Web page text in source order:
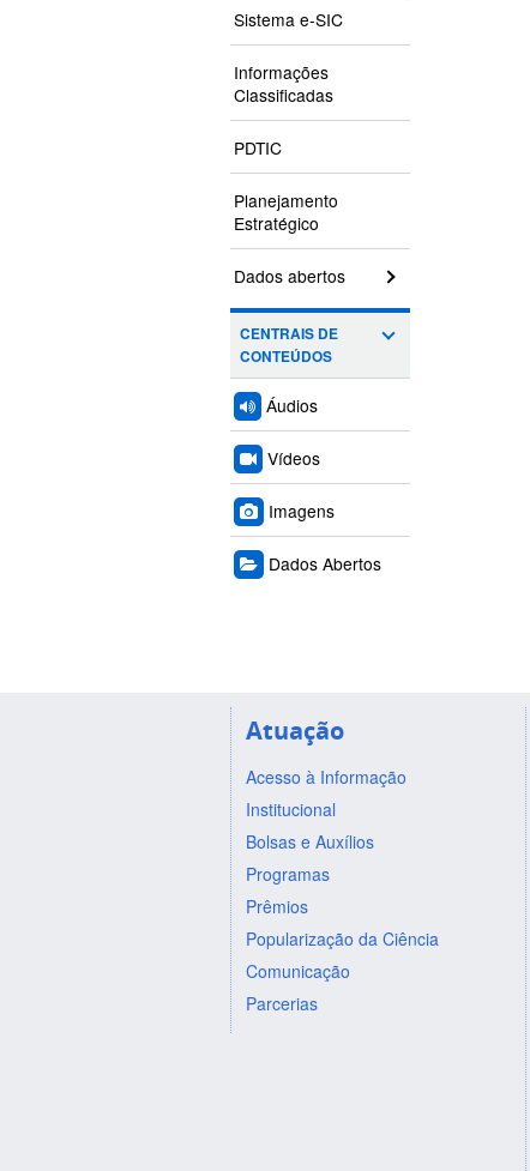
Sistema e-SIC
Informações
Classificadas
PDTIC
Planejamento
Estratégico
Dados abertos
CENTRAIS DE
CONTEÚDOS
Áudios
Vídeos
Imagens
Dados Abertos
Atuação
Acesso à Informação
Institucional
Bolsas e Auxílios
Programas
Prêmios
Popularização da Ciência
Comunicação
Parcerias